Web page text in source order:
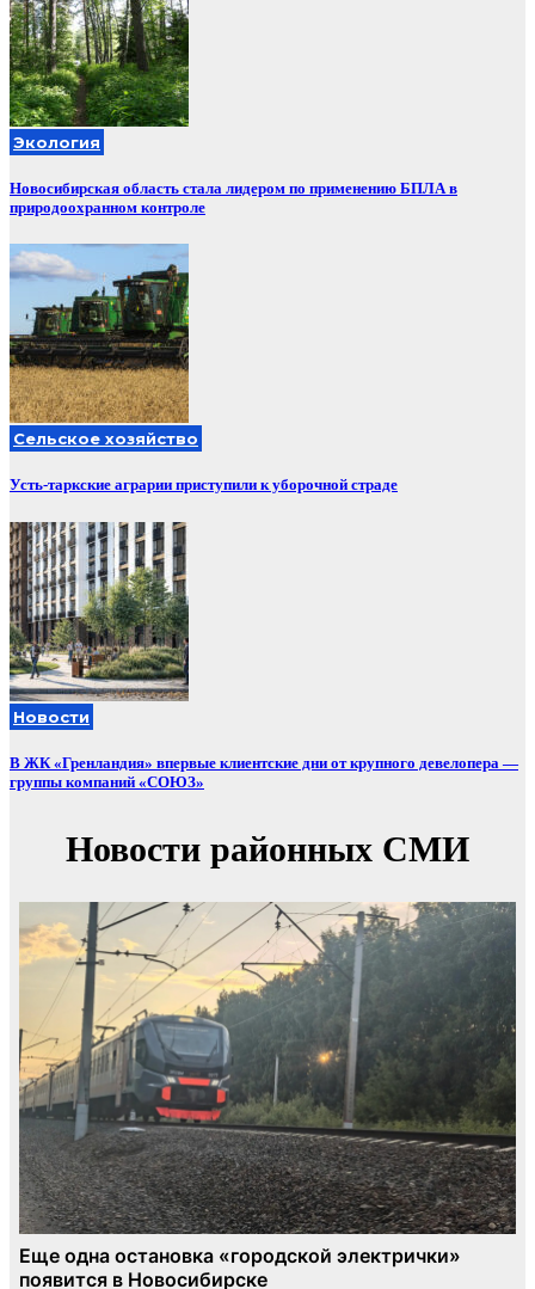
Экология
Новосибирская область стала лидером по применению БПЛА в
природоохранном контроле
Сельское хозяйство
Усть-таркские аграрии приступили к уборочной страде
Новости
В ЖК «Гренландия» впервые клиентские дни от крупного девелопера —
группы компаний «СОЮЗ»